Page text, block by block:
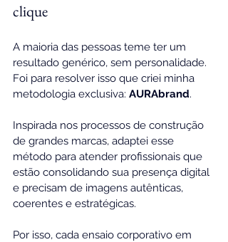
clique
A maioria das pessoas teme ter um
resultado genérico, sem personalidade.
Foi para resolver isso que criei minha
metodologia exclusiva: AURAbrand.
Inspirada nos processos de construção
de grandes marcas, adaptei esse
método para atender profissionais que
estão consolidando sua presença digital
e precisam de imagens autênticas,
coerentes e estratégicas.
Por isso, cada ensaio corporativo em